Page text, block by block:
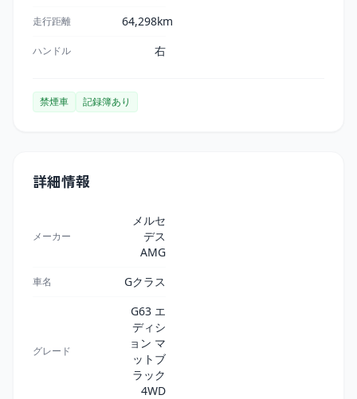
走行距離 64,298km
ハンドル 右
禁煙車 記録簿あり
詳細情報
メーカー
メルセ
デス
AMG
車名 Gクラス
グレード
G63 エ
ディシ
ョン マ
ットブ
ラック
4WD